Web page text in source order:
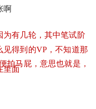
啊
为有几轮，其中笔试阶
得到的VP，不知道那
拍马屁，意思也就是，
里面